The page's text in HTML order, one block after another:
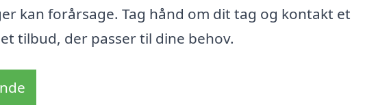
kan forårsage. Tag hånd om dit tag og kontakt et
tilbud, der passer til dine behov.